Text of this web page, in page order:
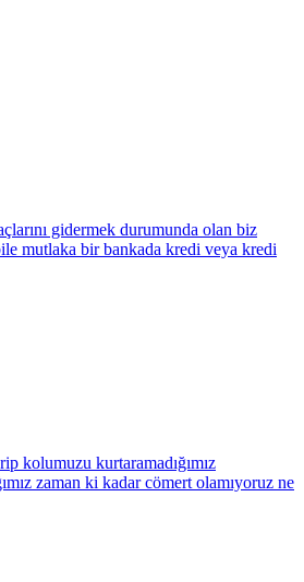
gidermek durumunda olan biz
mutlaka bir bankada kredi veya kredi
kolumuzu kurtaramadığımız
zaman ki kadar cömert olamıyoruz ne